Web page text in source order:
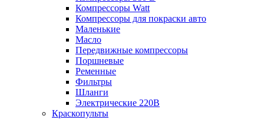
Компрессоры Watt
Компрессоры для покраски авто
Маленькие
Масло
Передвижные компрессоры
Поршневые
Ременные
Фильтры
Шланги
Электрические 220В
Краскопульты